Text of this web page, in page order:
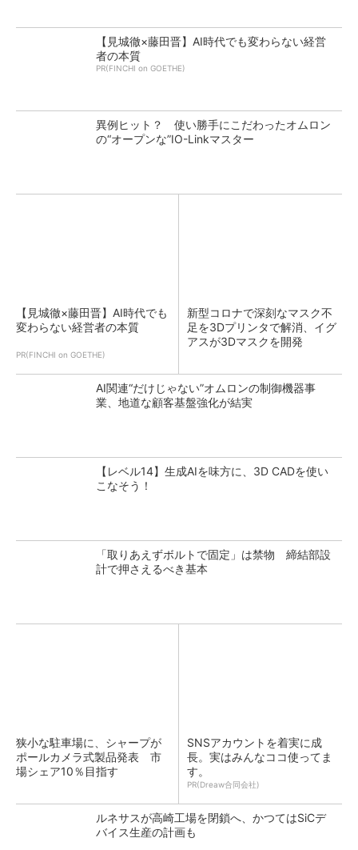
【見城徹×藤田晋】AI時代でも変わらない経営
者の本質
PR(FINCHI on GOETHE)
異例ヒット？ 使い勝手にこだわったオムロン
の“オープンな”IO-Linkマスター
【見城徹×藤田晋】AI時代でも
変わらない経営者の本質
PR(FINCHI on GOETHE)
新型コロナで深刻なマスク不
足を3Dプリンタで解消、イグ
アスが3Dマスクを開発
AI関連“だけじゃない”オムロンの制御機器事
業、地道な顧客基盤強化が結実
【レベル14】生成AIを味方に、3D CADを使い
こなそう！
「取りあえずボルトで固定」は禁物 締結部設
計で押さえるべき基本
狭小な駐車場に、シャープが
ポールカメラ式製品発表 市
場シェア10％目指す
SNSアカウントを着実に成
長。実はみんなココ使ってま
す。
PR(Dreaw合同会社)
ルネサスが高崎工場を閉鎖へ、かつてはSiCデ
バイス生産の計画も